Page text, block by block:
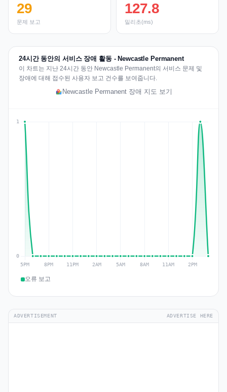
29
문제 보고
127.8
밀리초(ms)
24시간 동안의 서비스 장애 활동 - Newcastle Permanent
이 차트는 지난 24시간 동안 Newcastle Permanent의 서비스 문제 및
장애에 대해 접수된 사용자 보고 건수를 보여줍니다.
Newcastle Permanent 장애 지도 보기
오류 보고
ADVERTISEMENT ADVERTISE HERE